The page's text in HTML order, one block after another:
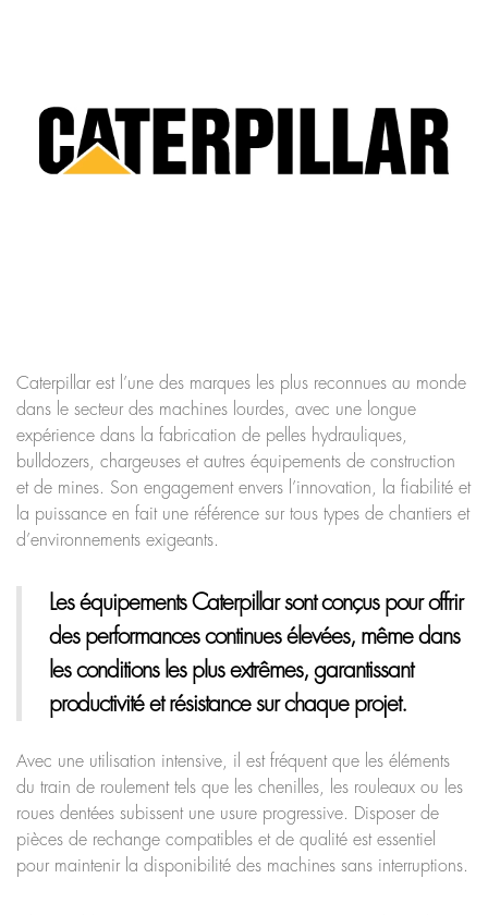
Caterpillar est l’une des marques les plus reconnues au monde
dans le secteur des machines lourdes, avec une longue
expérience dans la fabrication de pelles hydrauliques,
bulldozers, chargeuses et autres équipements de construction
et de mines. Son engagement envers l’innovation, la fiabilité et
la puissance en fait une référence sur tous types de chantiers et
d’environnements exigeants.
Les équipements Caterpillarsont conçus pour offrir
des performances continues élevées, même dans
les conditions les plus extrêmes, garantissant
productivité et résistance sur chaque projet.
Avec une utilisation intensive, il est fréquent que les éléments
du train de roulement tels que les chenilles, les rouleaux ou les
roues dentées subissent une usure progressive. Disposer de
pièces de rechange compatibles et de qualité est essentiel
pour maintenir la disponibilité des machines sans interruptions.